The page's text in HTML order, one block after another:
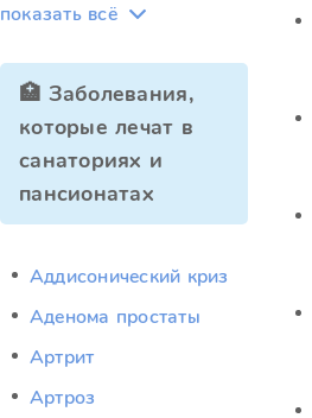
показать всё
🏥 Заболевания,
которые лечат в
санаториях и
пансионатах
Аддисонический криз
Аденома простаты
Артрит
Артроз